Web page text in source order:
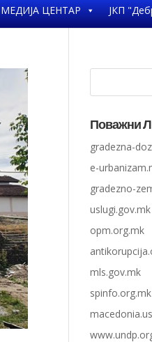
МЕДИЈА ЦЕНТАР ЈКП
Поважни
gradezna-
e-
gradezno-
uslugi.gov.mk
opm.org.mk
mls.gov.mk
spinfo.org.mk